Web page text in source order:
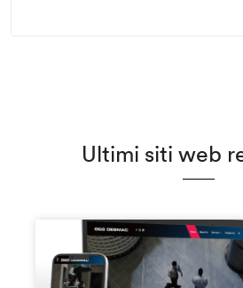
Ultimi siti web